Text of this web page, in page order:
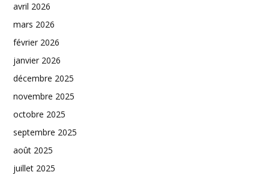
avril 2026
mars 2026
février 2026
janvier 2026
décembre 2025
novembre 2025
octobre 2025
septembre 2025
août 2025
juillet 2025